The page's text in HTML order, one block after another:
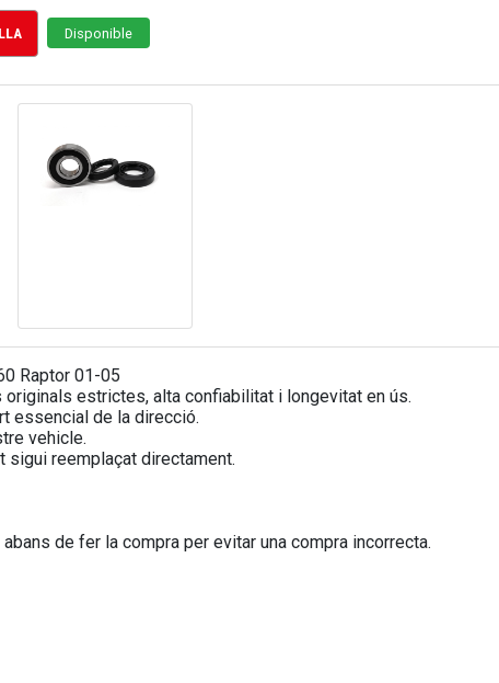
Disponible
Raptor 01-05
estrictes, alta confiabilitat i longevitat en ús.
essencial de la direcció.
vehicle.
reemplaçat directament.
de fer la compra per evitar una compra incorrecta.